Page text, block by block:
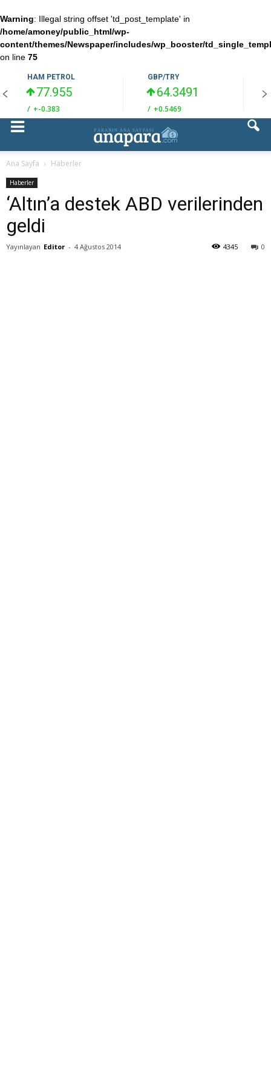
Warning: Illegal string offset 'td_post_template' in
/home/amoney/public_html/wp-
content/themes/Newspaper/includes/wp_booster/
on line 75
HAM PETROL
77.955
/ +-0.383
GBP/TRY
64.3491
/ +0.5469
Ana Sayfa Haberler
Haberler
‘Altın’a destek ABD verilerinden
geldi
Yayınlayan Editor - 4 Ağustos 2014 0
4345